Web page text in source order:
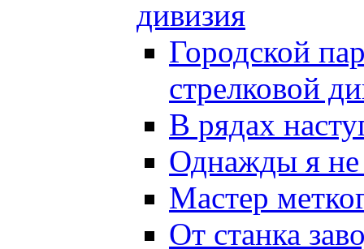
дивизия
Городской
стрелковой
В рядах
Однажды я
Мастер
От станка